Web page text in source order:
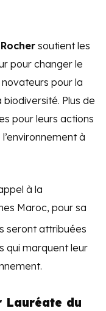
soutient les
pour changer le
pour la
Plus de
pour leurs actions
à
à la
Maroc, pour sa
seront attribuées
qui marquent leur
Lauréate du